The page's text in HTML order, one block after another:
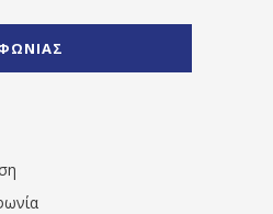
" artist="" ]